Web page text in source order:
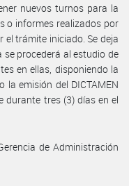
nuevos turnos para la
o informes realizados por
trámite iniciado. Se deja
procederá al estudio de
en ellas, disponiendo la
la emisión del DICTAMEN
durante tres (3) días en el
de Administración